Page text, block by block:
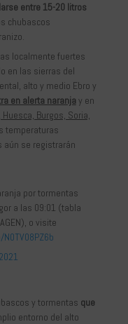
entre 15-20 litros
chubascos
localmente fuertes
en las sierras del
alto y medio Ebro y
en alerta naranja y en
Huesca, Burgos, Soria,
temperaturas
aún se registrarán
por tormentas
a las 09:01 (tabla
o visite
y tormentas que
entorno del alto